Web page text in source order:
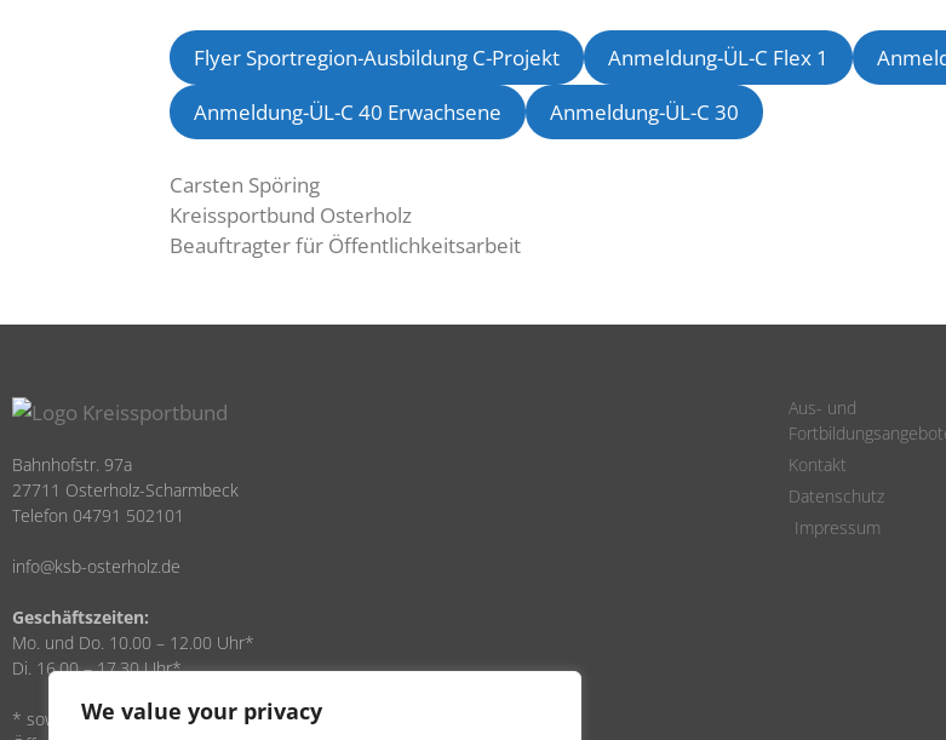
We value your privacy
Flyer Sportregion-Ausbildung C-Projekt Anmeldung-ÜL-C Flex 1
Anmeldung-ÜL-C 40 Erwachsene
Anmeldung-ÜL-C 30
Carsten Spöring
Kreissportbund Osterholz
Beauftragter für Öffentlichkeitsarbeit
Bahnhofstr. 97a
27711 Osterholz-Scharmbeck
Telefon 04791 502101
info@ksb-osterholz.de
Geschäftszeiten:
Mo. und Do. 10.00 – 12.00 Uhr*
Di. 16.00 – 17.30 Uhr*
* sowie nach Vereinbarung. Über die
Aus- und
Kontakt
Datenschutz
Impressum